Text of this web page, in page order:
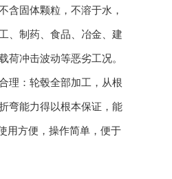
固体颗粒，不溶于水，
、制药、食品、冶金、建
冲击波动等恶劣工况。
理：轮毂全部加工，从根
弯能力得以根本保证，能
用方便，操作简单，便于